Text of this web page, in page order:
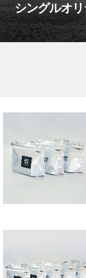
シングルオ